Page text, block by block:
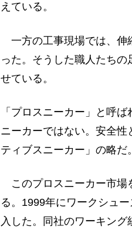
えている。
一方の工事現場では、伸
った。そうした職人たち
せている。
「プロスニーカー」と呼
ニーカーではない。安全
ティブスニーカー」の略だ。
このプロスニーカー市場
る。1999年にワークシュ
入した。同社のワーキン